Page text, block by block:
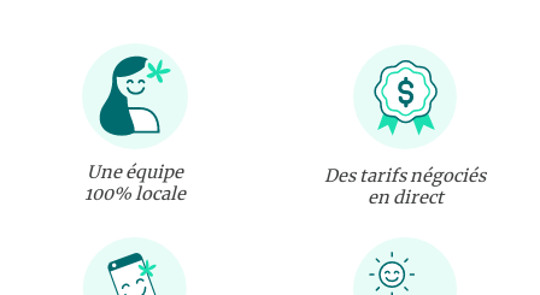
Une équipe
100% locale
Des tarifs négociés
en direct